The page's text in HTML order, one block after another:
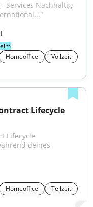
Services Nachhaltig,
Homeoffice
Vollzeit
Lifecycle
Lifecycle
deines
Homeoffice
Teilzeit